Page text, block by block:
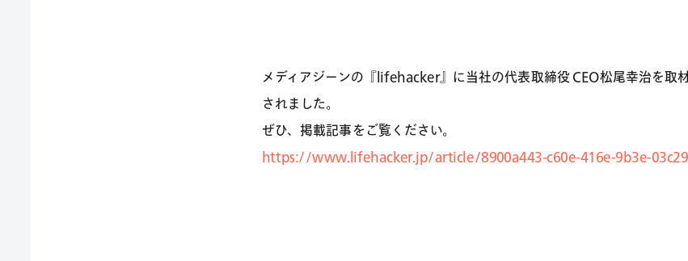
メディアジーンの『lifehacker』に当社の代表取締役 CEO松尾幸治を取
されました。
ぜひ、掲載記事をご覧ください。
https://www.lifehacker.jp/article/8900a443-c60e-416e-9b3e-